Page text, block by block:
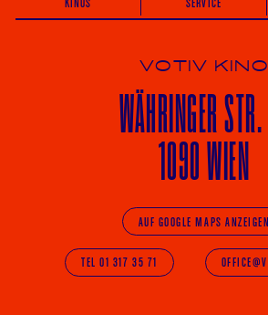
VOTIV KINO
WÄHRINGER
1090 WIEN
AUF GOOGLE MAPS ANZEIGEN
TEL 01 317 35 71